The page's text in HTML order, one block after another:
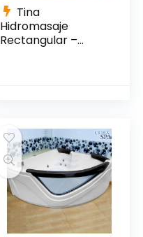
Tina
Hidromasaje
Rectangular –